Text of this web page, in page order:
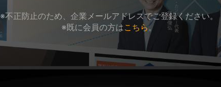
※不正防止のため、企業メールアドレスでご登録ください。
※既に会員の方はこちら。